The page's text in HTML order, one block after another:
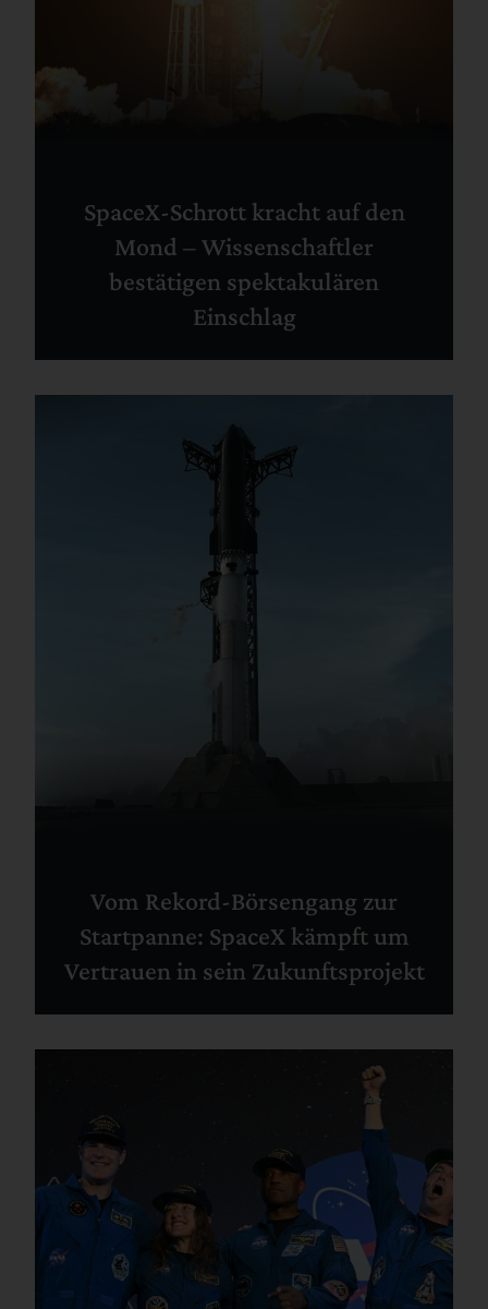
SpaceX-Schrott kracht auf den
Mond – Wissenschaftler
bestätigen spektakulären
Einschlag
Vom Rekord-Börsengang zur
Startpanne: SpaceX kämpft um
Vertrauen in sein Zukunftsprojekt